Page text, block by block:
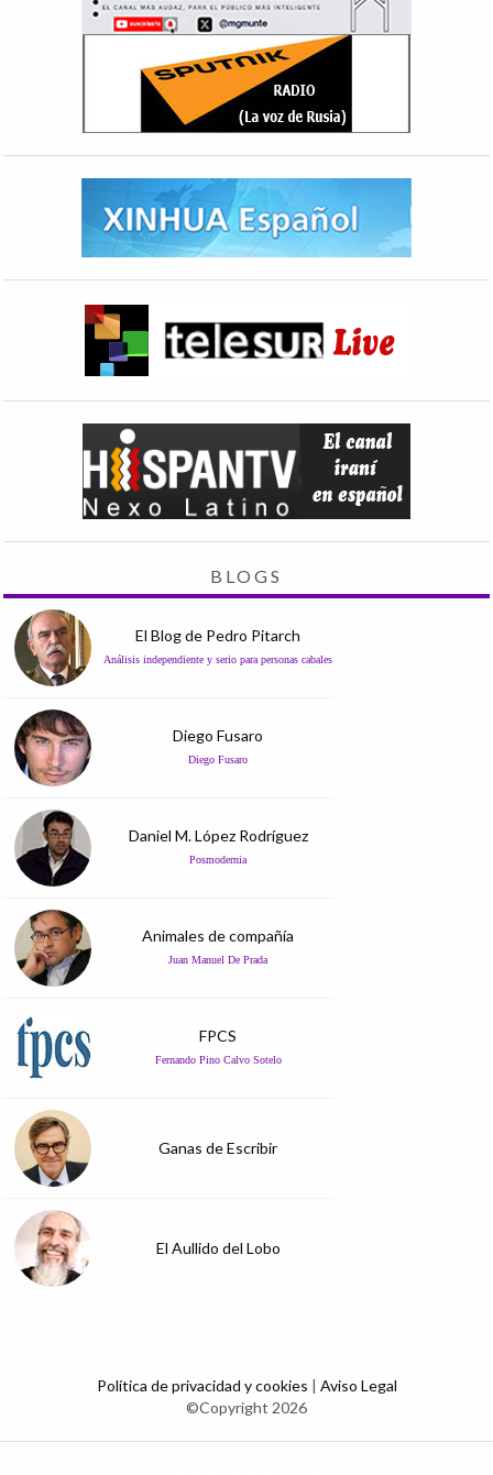
BLOGS
El Blog de Pedro Pitarch
Análisis independiente y serio para personas cabales
Diego Fusaro
Diego Fusaro
Daniel M. López Rodríguez
Posmodernia
Animales de compañía
Juan Manuel De Prada
FPCS
Fernando Pino Calvo Sotelo
Ganas de Escribir
El Aullido del Lobo
Política de privacidad y cookies | Aviso Legal
©Copyright 2026